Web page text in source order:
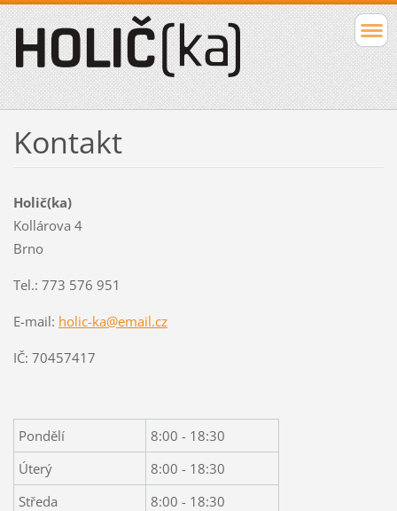
Kontakt
Holič(ka)
Kollárova 4
Brno
Tel.: 773 576 951
E-mail: holic-ka@email.cz
IČ: 70457417
Pondělí
8:00 - 18:30
Úterý
8:00 - 18:30
Středa
8:00 - 18:30